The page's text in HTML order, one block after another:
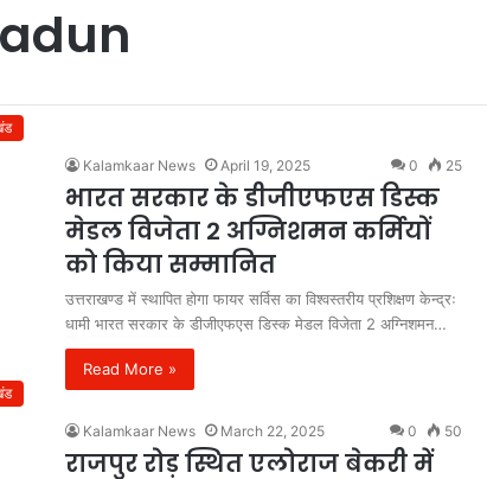
Kalamkaar News April 19, 2025 0 25
भारत सरकार के डीजीएफएस डिस्क
मेडल विजेता 2 अग्निशमन कर्मियों
को किया सम्मानित
उत्तराखण्ड में स्थापित होगा फायर सर्विस का विश्वस्तरीय प्रशिक्षण केन्द्रः
धामी भारत सरकार के डीजीएफएस डिस्क मेडल विजेता 2 अग्निशमन…
Read More »
Kalamkaar News March 22, 2025 0 50
राजपुर रोड़ स्थित एलोराज बेकरी में